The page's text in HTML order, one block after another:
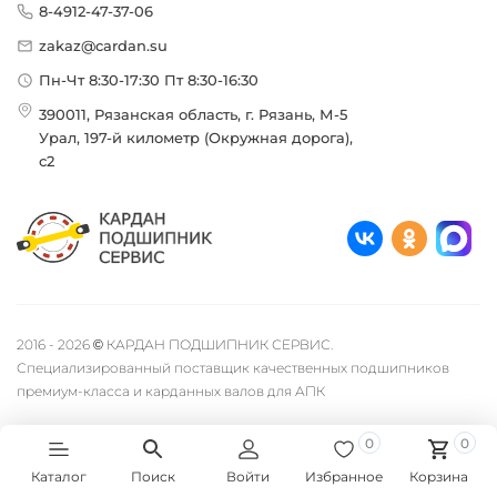
8-4912-47-37-06
zakaz@cardan.su
Пн-Чт 8:30-17:30 Пт 8:30-16:30
390011, Рязанская область, г. Рязань, М-5
Урал, 197-й километр (Окружная дорога),
с2
2016 - 2026 © КАРДАН ПОДШИПНИК СЕРВИС.
Специализированный поставщик качественных подшипников
премиум-класса и карданных валов для АПК
Каталог Поиск Войти Избранное
0
Корзина
0